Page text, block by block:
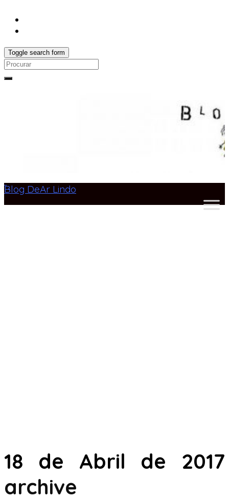
Toggle search form
Search
Blog DeAr Lindo
18 de Abril de 2017
archive